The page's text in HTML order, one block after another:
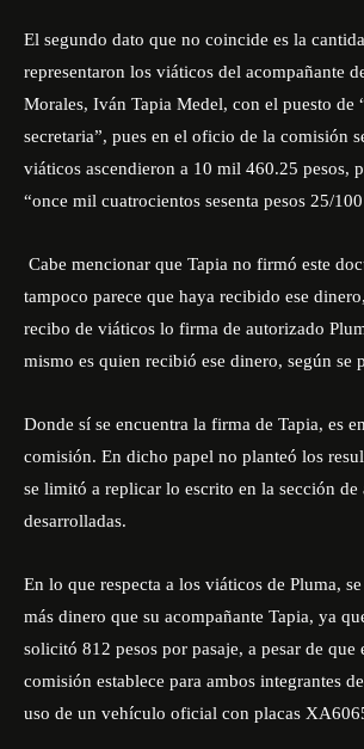
El segundo dato que no coincide es la
representaron los viáticos del acompañante
Morales, Iván Tapia Medel, con el puesto de
secretaria”, pues en el oficio de la comisión
viáticos ascendieron a 10 mil 460.25 pesos,
“once mil cuatrocientos sesenta pesos 25/
Cabe mencionar que Tapia no firmó este
tampoco parece que haya recibido ese
recibo de viáticos lo firma de autorizado
mismo es quien recibió ese dinero, según se
Donde sí se encuentra la firma de Tapia, es
comisión. En dicho papel no planteó los
se limitó a replicar lo escrito en la sección de
desarrolladas.
En lo que respecta a los viáticos de Pluma,
más dinero que su acompañante Tapia, ya
solicitó 812 pesos por pasaje, a pesar de
comisión establece para ambos integrantes
uso de un vehículo oficial con placas